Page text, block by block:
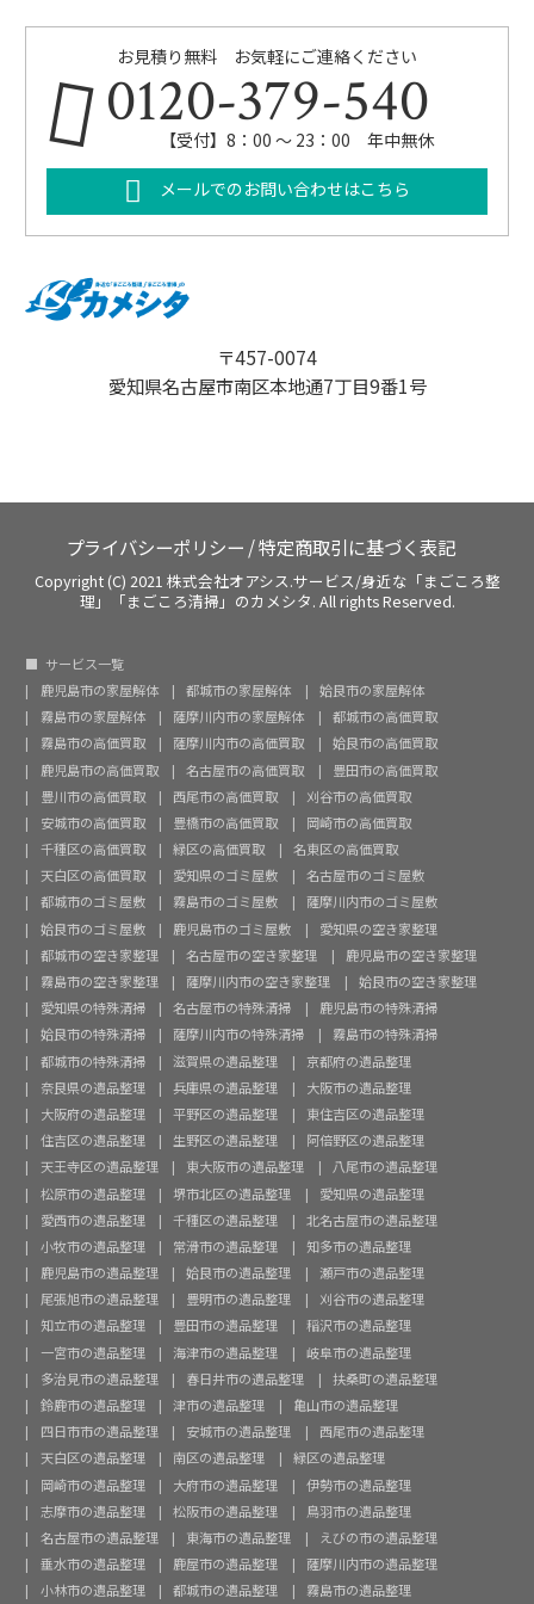
お見積り無料 お気軽にご連絡ください
0120-379-540
【受付】8：00 ～ 23：00 年中無休
メールでのお問い合わせはこちら
〒457-0074
愛知県名古屋市南区本地通7丁目9番1号
プライバシーポリシー /特定商取引に基づく表記
Copyright (C) 2021 株式会社オアシス.サービス/身近な「まごころ整
理」「まごころ清掃」のカメシタ. All rights Reserved.
サービス一覧
鹿児島市の家屋解体
都城市の家屋解体
姶良市の家屋解体
霧島市の家屋解体
薩摩川内市の家屋解体
都城市の高価買取
霧島市の高価買取
薩摩川内市の高価買取
姶良市の高価買取
鹿児島市の高価買取
名古屋市の高価買取
豊田市の高価買取
豊川市の高価買取
西尾市の高価買取
刈谷市の高価買取
安城市の高価買取
豊橋市の高価買取
岡崎市の高価買取
千種区の高価買取
緑区の高価買取
名東区の高価買取
天白区の高価買取
愛知県のゴミ屋敷
名古屋市のゴミ屋敷
都城市のゴミ屋敷
霧島市のゴミ屋敷
薩摩川内市のゴミ屋敷
姶良市のゴミ屋敷
鹿児島市のゴミ屋敷
愛知県の空き家整理
都城市の空き家整理
名古屋市の空き家整理
鹿児島市の空き家整理
霧島市の空き家整理
薩摩川内市の空き家整理
姶良市の空き家整理
愛知県の特殊清掃
名古屋市の特殊清掃
鹿児島市の特殊清掃
姶良市の特殊清掃
薩摩川内市の特殊清掃
霧島市の特殊清掃
都城市の特殊清掃
滋賀県の遺品整理
京都府の遺品整理
奈良県の遺品整理
兵庫県の遺品整理
大阪市の遺品整理
大阪府の遺品整理
平野区の遺品整理
東住吉区の遺品整理
住吉区の遺品整理
生野区の遺品整理
阿倍野区の遺品整理
天王寺区の遺品整理
東大阪市の遺品整理
八尾市の遺品整理
松原市の遺品整理
堺市北区の遺品整理
愛知県の遺品整理
愛西市の遺品整理
千種区の遺品整理
北名古屋市の遺品整理
小牧市の遺品整理
常滑市の遺品整理
知多市の遺品整理
鹿児島市の遺品整理
姶良市の遺品整理
瀬戸市の遺品整理
尾張旭市の遺品整理
豊明市の遺品整理
刈谷市の遺品整理
知立市の遺品整理
豊田市の遺品整理
稲沢市の遺品整理
一宮市の遺品整理
海津市の遺品整理
岐阜市の遺品整理
多治見市の遺品整理
春日井市の遺品整理
扶桑町の遺品整理
鈴鹿市の遺品整理
津市の遺品整理
亀山市の遺品整理
四日市市の遺品整理
安城市の遺品整理
西尾市の遺品整理
天白区の遺品整理
南区の遺品整理
緑区の遺品整理
岡崎市の遺品整理
大府市の遺品整理
伊勢市の遺品整理
志摩市の遺品整理
松阪市の遺品整理
鳥羽市の遺品整理
名古屋市の遺品整理
東海市の遺品整理
えびの市の遺品整理
垂水市の遺品整理
鹿屋市の遺品整理
薩摩川内市の遺品整理
小林市の遺品整理
都城市の遺品整理 霧島市の遺品整理